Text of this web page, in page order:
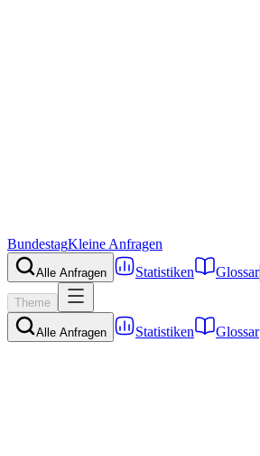
BundestagKleine Anfragen
Alle Anfragen Statistiken Glossar
Theme
Alle Anfragen Statistiken Glossar